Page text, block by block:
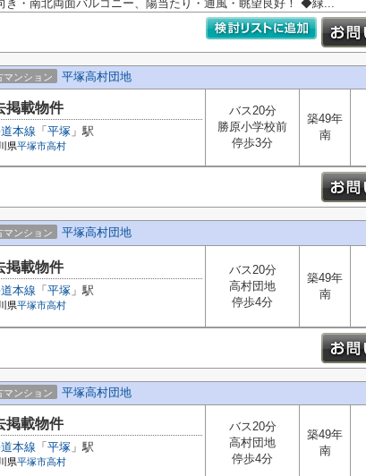
・南北両面バルコニー、陽当たり・通風・眺望良好！ ◆緑...
マンション 平塚高村団地
掲載物件
本線 「 平塚 」駅
県平塚市高村
バス20分
勝原小学校前
停歩3分
築49年
南
マンション 平塚高村団地
掲載物件
本線 「 平塚 」駅
県平塚市高村
バス20分
高村団地
停歩4分
築49年
南
マンション 平塚高村団地
掲載物件
本線 「 平塚 」駅
県平塚市高村
バス20分
高村団地
停歩4分
築49年
南